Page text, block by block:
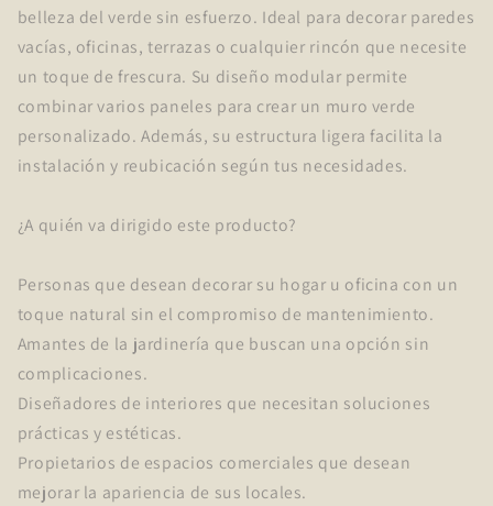
belleza del verde sin esfuerzo. Ideal para decorar paredes
vacías, oficinas, terrazas o cualquier rincón que necesite
un toque de frescura. Su diseño modular permite
combinar varios paneles para crear un muro verde
personalizado. Además, su estructura ligera facilita la
instalación y reubicación según tus necesidades.
¿A quién va dirigido este producto?
Personas que desean decorar su hogar u oficina con un
toque natural sin el compromiso de mantenimiento.
Amantes de la jardinería que buscan una opción sin
complicaciones.
Diseñadores de interiores que necesitan soluciones
prácticas y estéticas.
Propietarios de espacios comerciales que desean
mejorar la apariencia de sus locales.